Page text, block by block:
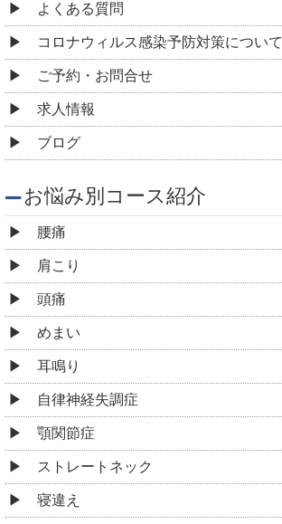
よくある質問
コロナウィルス感染予防対策について
ご予約・お問合せ
求人情報
ブログ
お悩み別コース紹介
腰痛
肩こり
頭痛
めまい
耳鳴り
自律神経失調症
顎関節症
ストレートネック
寝違え